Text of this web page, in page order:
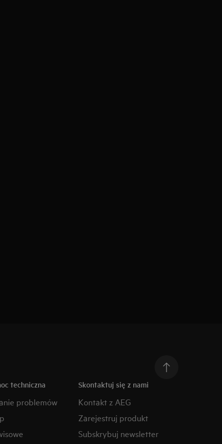
techniczna
problemów
Skontaktuj się z nami
Kontakt z AEG
Zarejestruj produkt
Subskrybuj newsletter